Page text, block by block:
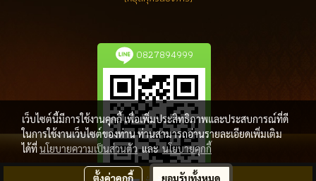
0827894999
เว็บไซต์นี้มีการใช้งานคุกกี้ เพื่อเพิ่มประสิทธิภาพและประสบการณ์ที่ดี
ในการใช้งานเว็บไซต์ของท่าน ท่านสามารถอ่านรายละเอียดเพิ่มเติม
ได้ที่นโยบายความเป็นส่วนตัวและ นโยบายคุกกี้
ตั้งค่าคุกกี้ ยอมรับทั้งหมด